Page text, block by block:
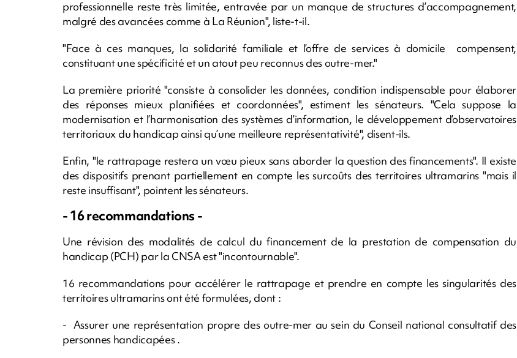
professionnelle reste très limitée, entravée par un manque de structures d’accompagnement,
malgré des avancées comme à La Réunion", liste-t-il.
"Face à ces manques, la solidarité familiale et l’offre de services à domicile compensent,
constituant une spécificité et un atout peu reconnus des outre-mer."
La première priorité "consiste à consolider les données, condition indispensable pour élaborer
des réponses mieux planifiées et coordonnées", estiment les sénateurs. "Cela suppose la
modernisation et l’harmonisation des systèmes d’information, le développement d’observatoires
territoriaux du handicap ainsi qu’une meilleure représentativité", disent-ils.
Enfin, "le rattrapage restera un vœu pieux sans aborder la question des financements". Il existe
des dispositifs prenant partiellement en compte les surcoûts des territoires ultramarins "mais il
reste insuffisant", pointent les sénateurs.
- 16 recommandations -
Une révision des modalités de calcul du financement de la prestation de compensation du
handicap (PCH) par la CNSA est "incontournable".
16 recommandations pour accélérer le rattrapage et prendre en compte les singularités des
territoires ultramarins ont été formulées, dont :
- Assurer une représentation propre des outre-mer au sein du Conseil national consultatif des
personnes handicapées .